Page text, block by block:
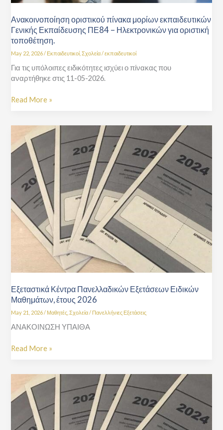
Ανακοινοποίηση οριστικού πίνακα μορίων εκπαιδευτικών
Γενικής Εκπαίδευσης ΠΕ84 – Ηλεκτρονικών για οριστική
τοποθέτηση.
May 22, 2026/ Εκπαιδευτικοί,Σχολεία/εκπαιδευτικοί
Για τις υπόλοιπες ειδικότητες ισχύει ο πίνακας που
αναρτήθηκε στις 11-05-2026.
–
Ηλεκτρονικών
για
οριστική
τοποθέτηση.
Read More »
Εξεταστικά Κέντρα Πανελλαδικών Εξετάσεων Ειδικών
Μαθημάτων, έτους 2026
May 21, 2026/ Μαθητές ,Σχολεία/ Πανελλήνιες Εξετάσεις
ΑΝΑΚΟΙΝΩΣΗ ΥΠΑΙΘΑ
Εξεταστικά
Κέντρα
Πανελλαδικών
Εξετάσεων
Ειδικών
Μαθημάτων,
έτους
2026
Read More »
Τύπου
–
Δράσεις
Υποστήριξης